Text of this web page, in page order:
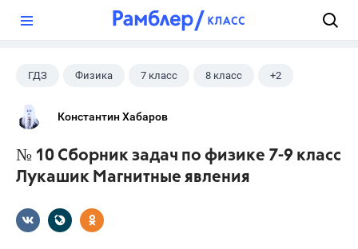
ГДЗ Физика 7 класс 8 класс +2
9 класс
Константин Хабаров
№ 10 Сборник задач по физике 7-9 класс
Лукашик Магнитные явления